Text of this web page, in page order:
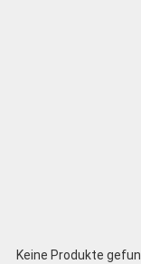
Keine Produkte